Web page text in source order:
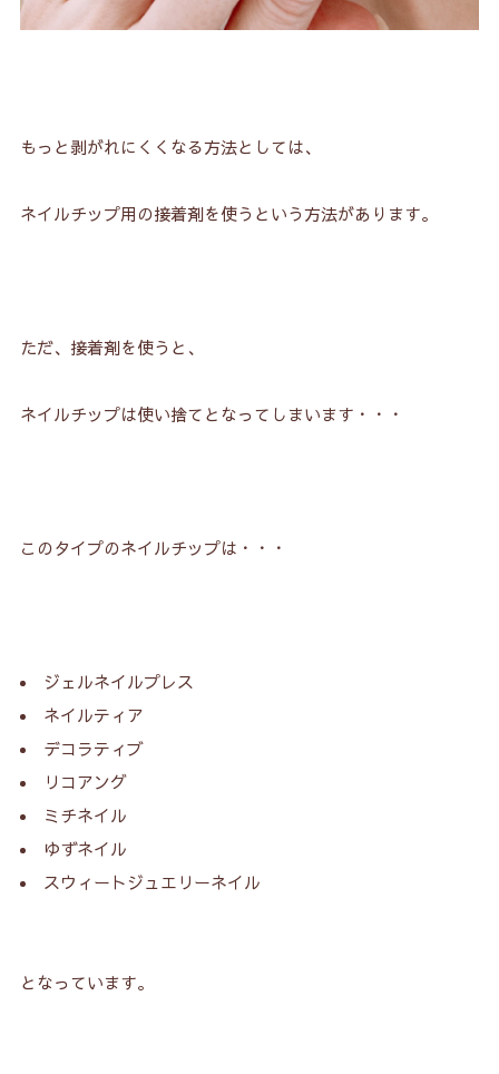
もっと剥がれにくくなる方法としては、
ネイルチップ用の接着剤を使うという方法があります。
ただ、接着剤を使うと、
ネイルチップは使い捨てとなってしまいます・・・
このタイプのネイルチップは・・・
ジェルネイルプレス
ネイルティア
デコラティブ
リコアング
ミチネイル
ゆずネイル
スウィートジュエリーネイル
となっています。